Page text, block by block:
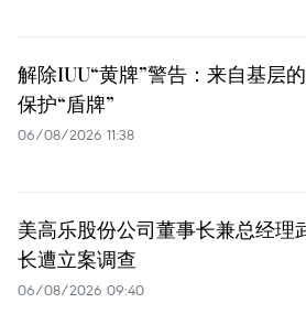
解除IUU“黄牌”警告：来自基层
保护“盾牌”
06/08/2026 11:38
美高乐股份公司董事长兼总经理
长遭立案调查
06/08/2026 09:40